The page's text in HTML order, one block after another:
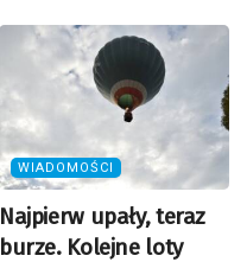
WIADOMOŚCI
Najpierw upały, teraz
burze. Kolejne loty